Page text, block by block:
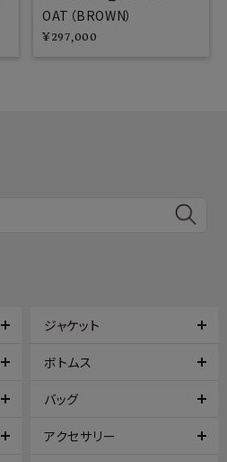
OAT（BROWN）
¥297,000
ジャケット
ボトムス
バッグ
アクセサリー